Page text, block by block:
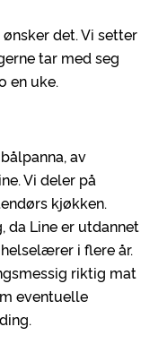
det. Vi setter
tar med seg
en uke.
av
Vi deler på
kjøkken.
da Line er utdannet
i flere år.
riktig mat
eventuelle